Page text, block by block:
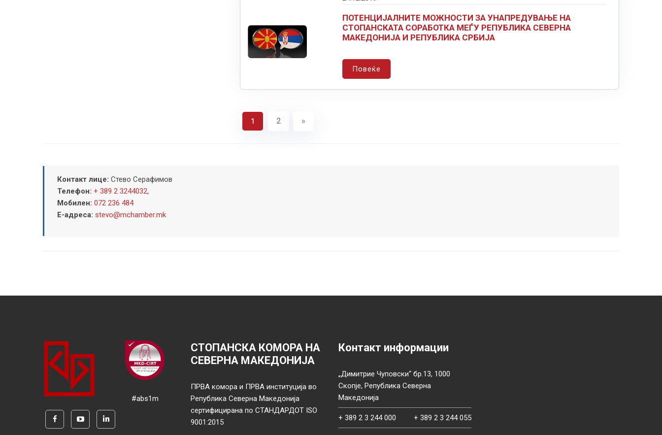
ПОТЕНЦИЈАЛНИТЕ МОЖНОСТИ ЗА УНАПРЕДУВАЊЕ НА
СТОПАНСКАТА СОРАБОТКА МЕЃУ РЕПУБЛИКА СЕВЕРНА
МАКЕДОНИЈА И РЕПУБЛИКА СРБИЈА
Повеќе
1 2 »
Контакт лице: Стево Серафимов
Телефон: + 389 2 3244032,
Мобилен: 072 236 484
Е-адреса: stevo@mchamber.mk
#abs1m
СТОПАНСКА КОМОРА НА
СЕВЕРНА МАКЕДОНИЈА
ПРВА комора и ПРВА институција во
Република Северна Македонија
сертифицирана по СТАНДАРДОТ ISO
9001:2015
Контакт информации
„Димитрие Чуповски“ бр.13, 1000
Скопје, Република Северна
Македонија
+ 389 2 3 244 000 + 389 2 3 244 055